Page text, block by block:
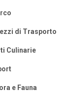
di Trasporto
Culinarie
e Fauna